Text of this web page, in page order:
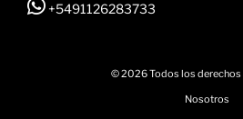
+5491126283733
© 2026 Todos los derechos
Nosotros